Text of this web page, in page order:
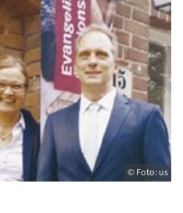
© Foto: us